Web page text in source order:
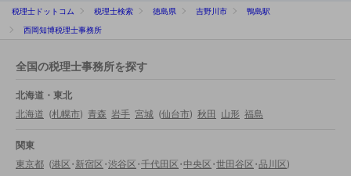
税理士ドットコム 税理士検索 徳島県 吉野川市
鴨島駅
西岡知博税理士事務所
全国の税理士事務所を探す
北海道・東北
北海道 (札幌市) 青森 岩手 宮城 (仙台市) 秋田 山形 福島
関東
東京都 (港区・新宿区・渋谷区・千代田区・中央区・世田谷区・品川区)